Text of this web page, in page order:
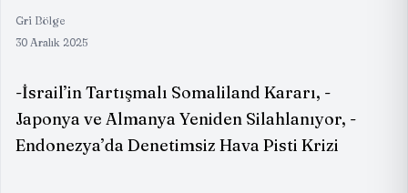
Gri Bölge
30 Aralık 2025
-İsrail’in Tartışmalı Somaliland Kararı, -
Japonya ve Almanya Yeniden Silahlanıyor, -
Endonezya’da Denetimsiz Hava Pisti Krizi